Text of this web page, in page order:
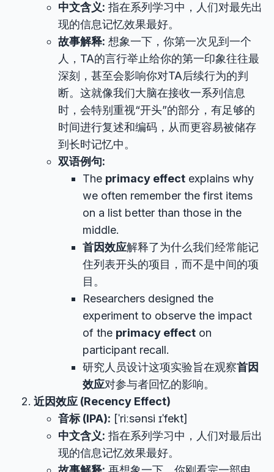
中文含义: 指在系列学习中，人们对最先出
现的信息记忆效果最好。
故事解释: 想象一下，你第一次见到一个
人，TA的言行举止给你的第一印象往往最
深刻，甚至会影响你对TA后续行为的判
断。这就像我们大脑在接收一系列信息
时，会特别重视“开头”的部分，有足够的
时间进行复述和编码，从而更容易被储存
到长时记忆中。
双语例句:
The primacy effect explains why
we often remember the first items
on a list better than those in the
middle.
首因效应解释了为什么我们经常能记
住列表开头的项目，而不是中间的项
目。
Researchers designed the
experiment to observe the impact
of the primacy effect on
participant recall.
研究人员设计这项实验旨在观察首因
效应对参与者回忆的影响。
近因效应 (Recency Effect)
音标 (IPA): [ˈriːsənsi ɪˈfekt]
中文含义: 指在系列学习中，人们对最后出
现的信息记忆效果最好。